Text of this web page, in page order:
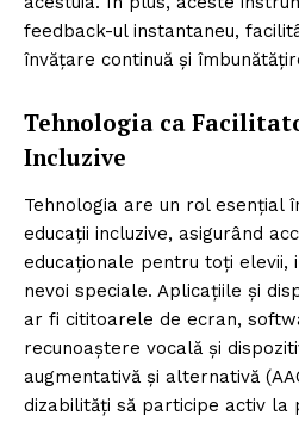
feedback-ul instantaneu,
învățare continuă și
Tehnologia ca
Incluzive
Tehnologia are un rol esențial
educații incluzive, asigurând
educaționale pentru toți elevii,
nevoi speciale. Aplicațiile și
ar fi cititoarele de ecran,
recunoaștere vocală și
augmentativă și alternativă
dizabilități să participe activ la